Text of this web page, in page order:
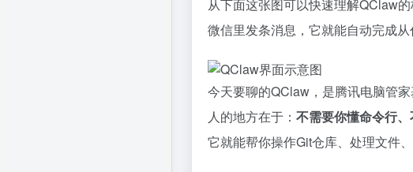
从下面这张图可以快速理解QClaw
微信里发条消息，它就能自动完成
今天要聊的QClaw，是腾讯电脑管
人的地方在于： 不需要你懂命令行
它就能帮你操作Git仓库、处理文件、